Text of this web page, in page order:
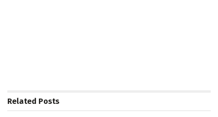
Related Posts